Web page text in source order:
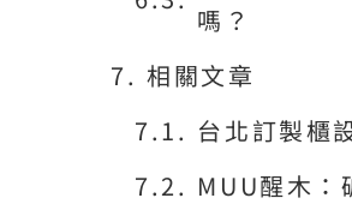
嗎？
相關文章
台北訂製櫃
MUU醒木：